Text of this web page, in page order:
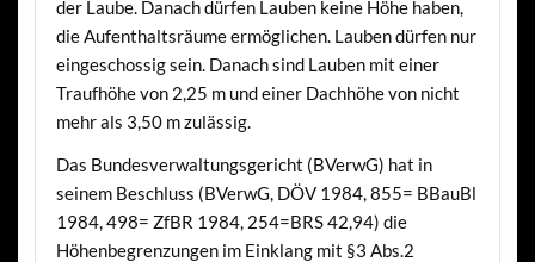
der Laube. Danach dürfen Lauben keine Höhe haben,
die Aufenthaltsräume ermöglichen. Lauben dürfen nur
eingeschossig sein. Danach sind Lauben mit einer
Traufhöhe von 2,25 m und einer Dachhöhe von nicht
mehr als 3,50 m zulässig.
Das Bundesverwaltungsgericht (BVerwG) hat in
seinem Beschluss (BVerwG, DÖV 1984, 855= BBauBl
1984, 498= ZfBR 1984, 254=BRS 42,94) die
Höhenbegrenzungen im Einklang mit §3 Abs.2